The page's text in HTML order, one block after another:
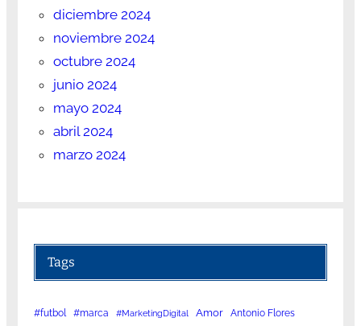
diciembre 2024
noviembre 2024
octubre 2024
junio 2024
mayo 2024
abril 2024
marzo 2024
Tags
#futbol #marca #MarketingDigital Amor Antonio Flores